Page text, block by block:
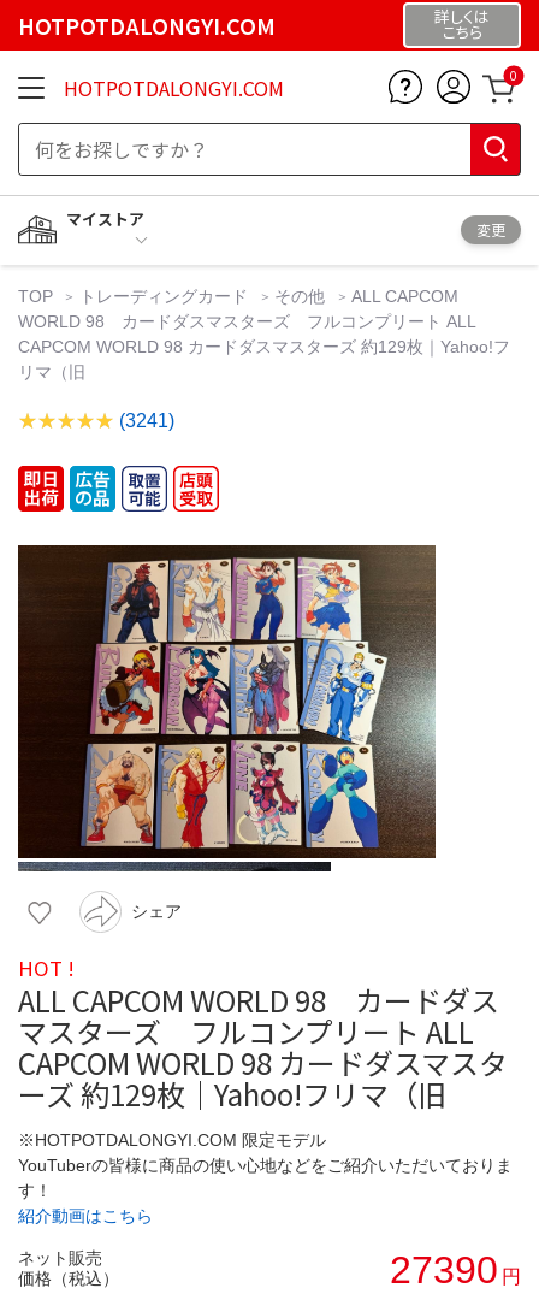
HOTPOTDALONGYI.COM 詳しくは
こちら
HOTPOTDALONGYI.COM 0
マイストア
変更
TOP トレーディングカード その他
ALL CAPCOM
WORLD 98 カードダスマスターズ フルコンプリート ALL
CAPCOM WORLD 98 カードダスマスターズ 約129枚｜Yahoo!フ
リマ（旧
(3241)
シェア
HOT !
ALL CAPCOM WORLD 98 カードダス
マスターズ フルコンプリート ALL
CAPCOM WORLD 98 カードダスマスタ
ーズ 約129枚｜Yahoo!フリマ（旧
※HOTPOTDALONGYI.COM 限定モデル
YouTuberの皆様に商品の使い心地などをご紹介いただいておりま
す！
紹介動画はこちら
ネット販売
価格（税込）
27390 円